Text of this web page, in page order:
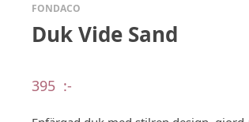
FONDACO
Duk Vide Sand
395 :-